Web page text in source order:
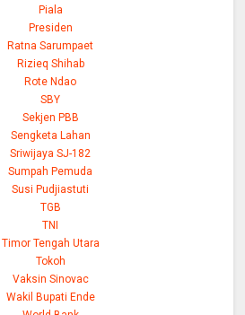
Piala
Presiden
Ratna Sarumpaet
Rizieq Shihab
Rote Ndao
SBY
Sekjen PBB
Sengketa Lahan
Sriwijaya SJ-182
Sumpah Pemuda
Susi Pudjiastuti
TGB
TNI
Timor Tengah Utara
Tokoh
Vaksin Sinovac
Wakil Bupati Ende